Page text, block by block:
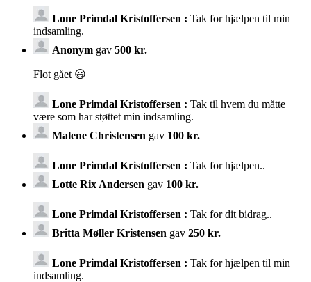
Lone Primdal Kristoffersen : Tak for hjælpen til min
indsamling.
Anonym gav 500 kr.
Flot gået 😃
Lone Primdal Kristoffersen : Tak til hvem du måtte
være som har støttet min indsamling.
Malene Christensen gav 100 kr.
Lone Primdal Kristoffersen : Tak for hjælpen..
Lotte Rix Andersen gav 100 kr.
Lone Primdal Kristoffersen : Tak for dit bidrag..
Britta Møller Kristensen gav 250 kr.
Lone Primdal Kristoffersen : Tak for hjælpen til min
indsamling.